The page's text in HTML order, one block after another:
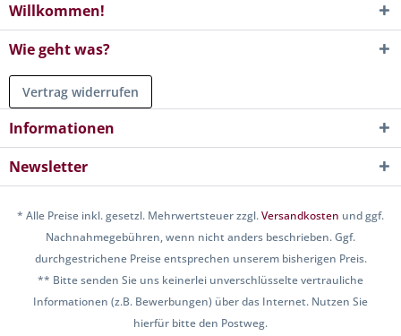
Willkommen!
Wie geht was?
Vertrag widerrufen
Informationen
Newsletter
* Alle Preise inkl. gesetzl. Mehrwertsteuer zzgl.Versandkosten und ggf.
Nachnahmegebühren, wenn nicht anders beschrieben. Ggf.
durchgestrichene Preise entsprechen unserem bisherigen Preis.
** Bitte senden Sie uns keinerlei unverschlüsselte vertrauliche
Informationen (z.B. Bewerbungen) über das Internet. Nutzen Sie
hierfür bitte den Postweg.